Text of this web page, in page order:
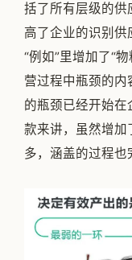
括了所有层级的供
高了企业的识别
“例如”里增加了“
营过程中瓶颈的
的瓶颈已经开始
款来讲，虽然增加
多，涵盖的过程也